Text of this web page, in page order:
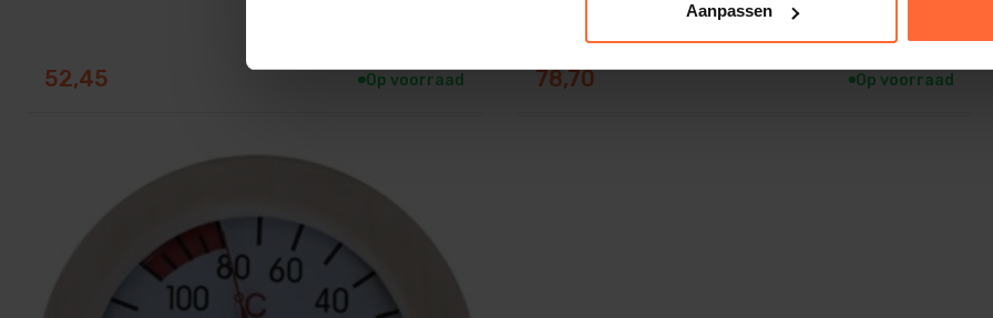
Aanpassen
52,45 Op voorraad 78,70 Op voorraad